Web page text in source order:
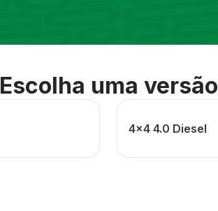
Escolha uma versão
4x4 4.0 Diesel